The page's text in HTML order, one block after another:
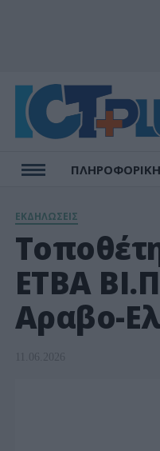
ΠΛΗΡΟΦΟΡΙΚΗ
ΕΚΔΗΛΩΣΕΙΣ
ΕΤΒΑ
Αραβο-
11.06.2026